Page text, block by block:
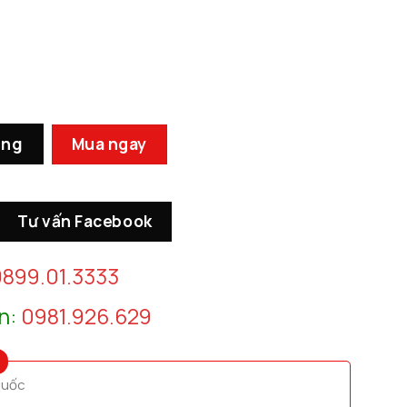
số lượngMua ngay
Tư vấn Facebook
0981.926.629